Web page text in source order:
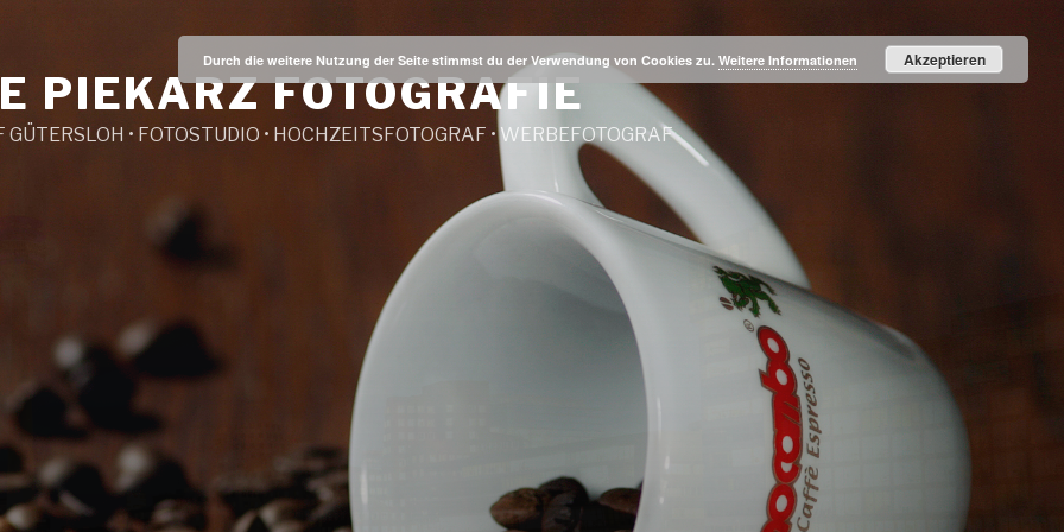
PIEKARZ FOTOGRAFIE
GÜTERSLOH • FOTOSTUDIO • HOCHZEITSFOTOGRAF • WERBEFOTOGRAF
Durch die weitere Nutzung der Seite stimmst du der Verwendung von Cookies zu. Weitere Informationen Akzeptieren